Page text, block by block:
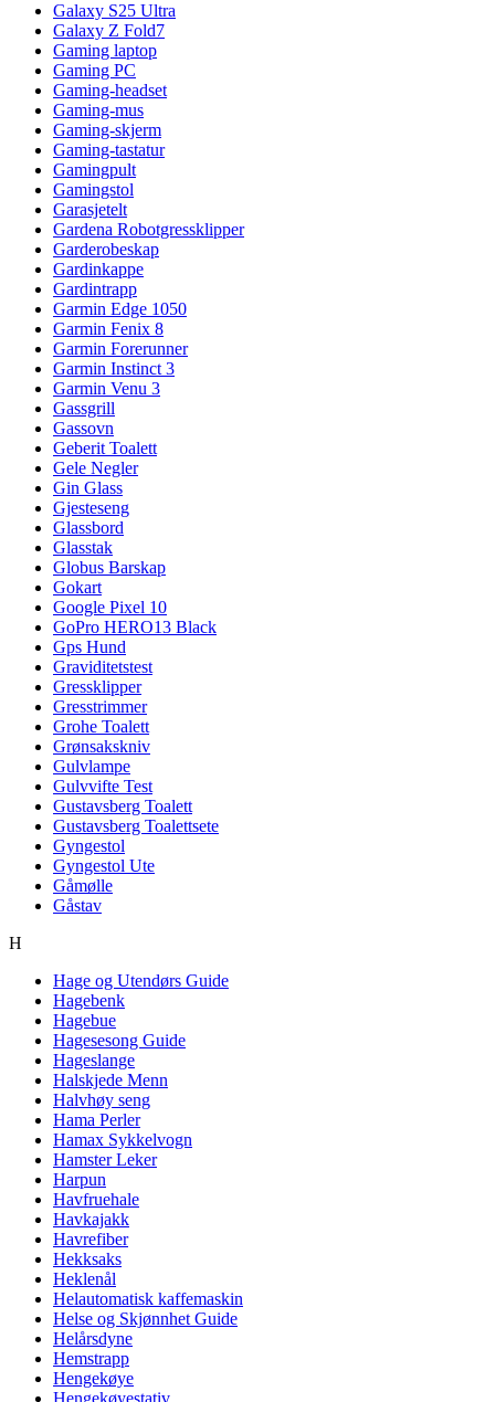
Galaxy S25 Ultra
Galaxy Z Fold7
Gaming laptop
Gaming PC
Gaming-headset
Gaming-mus
Gaming-skjerm
Gaming-tastatur
Gamingpult
Gamingstol
Garasjetelt
Gardena Robotgressklipper
Garderobeskap
Gardinkappe
Gardintrapp
Garmin Edge 1050
Garmin Fenix 8
Garmin Forerunner
Garmin Instinct 3
Garmin Venu 3
Gassgrill
Gassovn
Geberit Toalett
Gele Negler
Gin Glass
Gjesteseng
Glassbord
Glasstak
Globus Barskap
Gokart
Google Pixel 10
GoPro HERO13 Black
Gps Hund
Graviditetstest
Gressklipper
Gresstrimmer
Grohe Toalett
Grønsakskniv
Gulvlampe
Gulvvifte Test
Gustavsberg Toalett
Gustavsberg Toalettsete
Gyngestol
Gyngestol Ute
Gåmølle
Gåstav
H
Hage og Utendørs Guide
Hagebenk
Hagebue
Hagesesong Guide
Hageslange
Halskjede Menn
Halvhøy seng
Hama Perler
Hamax Sykkelvogn
Hamster Leker
Harpun
Havfruehale
Havkajakk
Havrefiber
Hekksaks
Heklenål
Helautomatisk kaffemaskin
Helse og Skjønnhet Guide
Helårsdyne
Hemstrapp
Hengekøye
Hengekøyestativ